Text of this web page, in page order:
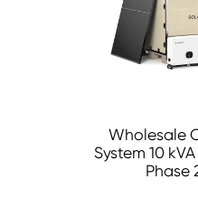
Wholesale
System 10
Phase